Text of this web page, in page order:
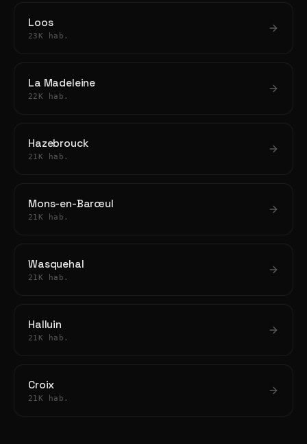
Loos
23K hab.
La Madeleine
22K hab.
Hazebrouck
21K hab.
Mons-en-Barœul
21K hab.
Wasquehal
21K hab.
Halluin
21K hab.
Croix
21K hab.